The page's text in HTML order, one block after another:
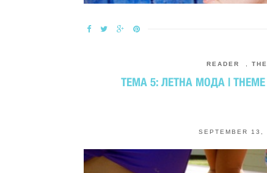
READER
ТЕМА 5: ЛЕТНА МОДА | THEME
SEPTEMBER 13,